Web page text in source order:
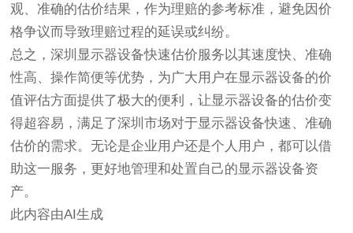
观、准确的估价结果，作为理赔的参考标准，避免因价
格争议而导致理赔过程的延误或纠纷。
总之，深圳显示器设备快速估价服务以其速度快、准确
性高、操作简便等优势，为广大用户在显示器设备的价
值评估方面提供了极大的便利，让显示器设备的估价变
得超容易，满足了深圳市场对于显示器设备快速、准确
估价的需求。无论是企业用户还是个人用户，都可以借
助这一服务，更好地管理和处置自己的显示器设备资
产。
此内容由AI生成